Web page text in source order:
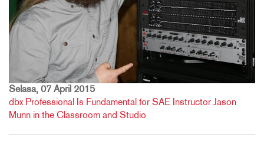
Selasa, 07 April 2015
dbx Professional Is Fundamental for SAE Instructor Jason
Munn in the Classroom and Studio